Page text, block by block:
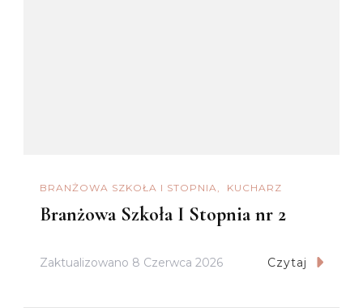
BRANŻOWA SZKOŁA I STOPNIA KUCHARZ
Branżowa Szkoła I Stopnia nr 2
Zaktualizowano 8 Czerwca 2026 Czytaj